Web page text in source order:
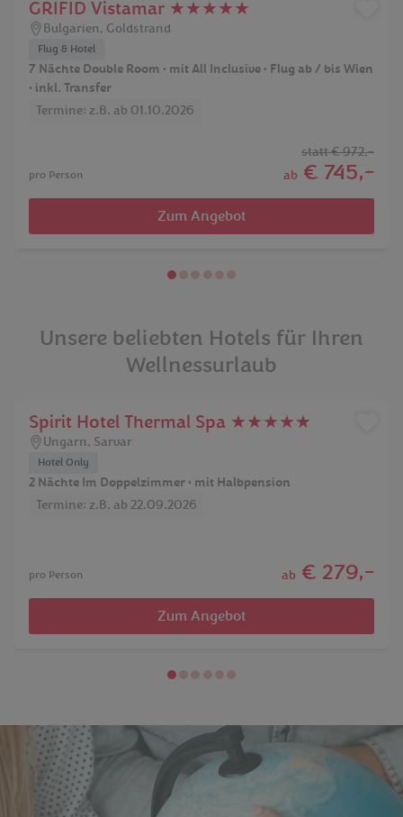
GRIFID Vistamar ★★★★★
Bulgarien, Goldstrand
Flug & Hotel
7 Nächte Double Room • mit All Inclusive • Flug ab / bis Wien
• inkl. Transfer
Termine: z.B. ab 01.10.2026
statt€ 972,-
pro Person ab € 745,-
Zum Angebot
Unsere beliebten Hotels für Ihren
Wellnessurlaub
Spirit Hotel Thermal Spa ★★★★★
Ungarn, Sarvar
Hotel Only
2 Nächte Im Doppelzimmer • mit Halbpension
Termine: z.B. ab 22.09.2026
pro Person ab € 279,-
Zum Angebot